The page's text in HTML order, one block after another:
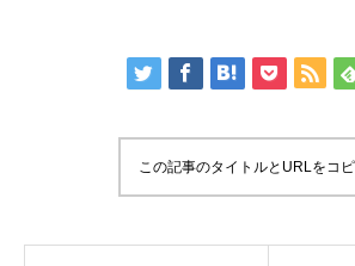
この記事のタイトルとURLをコ